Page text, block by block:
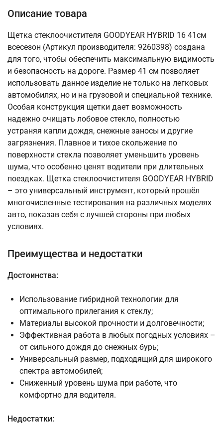
Описание товара
Щетка стеклоочистителя GOODYEAR HYBRID 16 41см
всесезон (Артикул производителя: 9260398) создана
для того, чтобы обеспечить максимальную видимость
и безопасность на дороге. Размер 41 см позволяет
использовать данное изделие не только на легковых
автомобилях, но и на грузовой и специальной технике.
Особая конструкция щетки дает возможность
надежно очищать лобовое стекло, полностью
устраняя капли дождя, снежные заносы и другие
загрязнения. Плавное и тихое скольжение по
поверхности стекла позволяет уменьшить уровень
шума, что особенно ценят водители при длительных
поездках. Щетка стеклоочистителя GOODYEAR HYBRID
– это универсальный инструмент, который прошёл
многочисленные тестирования на различных моделях
авто, показав себя с лучшей стороны при любых
условиях.
Преимущества и недостатки
Достоинства:
Использование гибридной технологии для
оптимального прилегания к стеклу;
Материалы высокой прочности и долговечности;
Эффективная работа в любых погодных условиях –
от сильного дождя до снежных бурь;
Универсальный размер, подходящий для широкого
спектра автомобилей;
Сниженный уровень шума при работе, что
комфортно для водителя.
Недостатки: